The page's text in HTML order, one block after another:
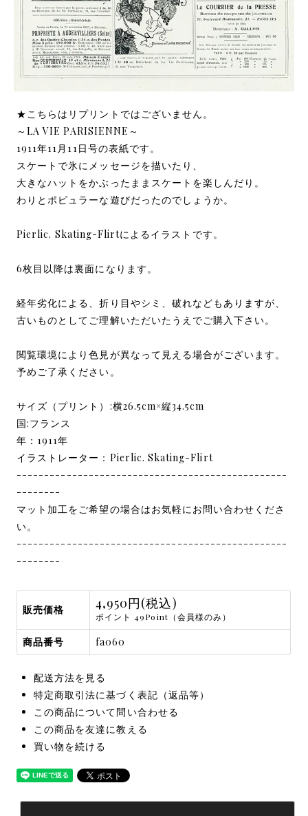
★こちらはリプリントではございません。
～LA VIE PARISIENNE～
1911年11月11日号の表紙です。
スケートで氷にメッセージを描いたり、
大きなハットをかぶったままスケートを楽しんだり。
わりとポピュラーな遊びだったのでしょうか。
Pierlic. Skating-Flirtによるイラストです。
6枚目以降は裏面になります。
経年劣化による、折り目やシミ、破れなどもありますが、
古いものとしてご理解いただいたうえでご購入下さい。
閲覧環境により色見が異なって見える場合がございます。
予めご了承ください。
サイズ（プリント）:横26.5cm×縦34.5cm
国:フランス
年：1911年
イラストレーター：Pierlic. Skating-Flirt
-------------------------------------------------
--------
マット加工をご希望の場合はお気軽にお問い合わせくださ
い。
-------------------------------------------------
--------
販売価格 4,950円(税込)
ポイント 49Point（会員様のみ）
商品番号 fa060
配送方法を見る
特定商取引法に基づく表記（返品等）
この商品について問い合わせる
この商品を友達に教える
買い物を続ける